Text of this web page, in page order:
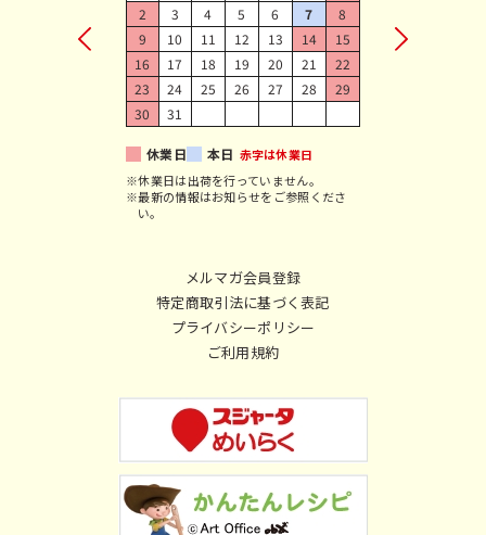
メルマガ会員登録
特定商取引法に基づく表記
プライバシーポリシー
ご利用規約
2
3 4 5 6 7
8
9
10 11 12 13 14
15
16
17 18 19 20 21
22
23
24 25 26 27 28
29
30
31
休業日 本日 赤字は休業日
※休業日は出荷を行っていません。
※最新の情報はお知らせをご参照くださ
い。